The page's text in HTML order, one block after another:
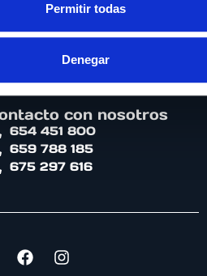
Permitir todas
Denegar
con nosotros
654 451 800
659 788 185
675 297 616